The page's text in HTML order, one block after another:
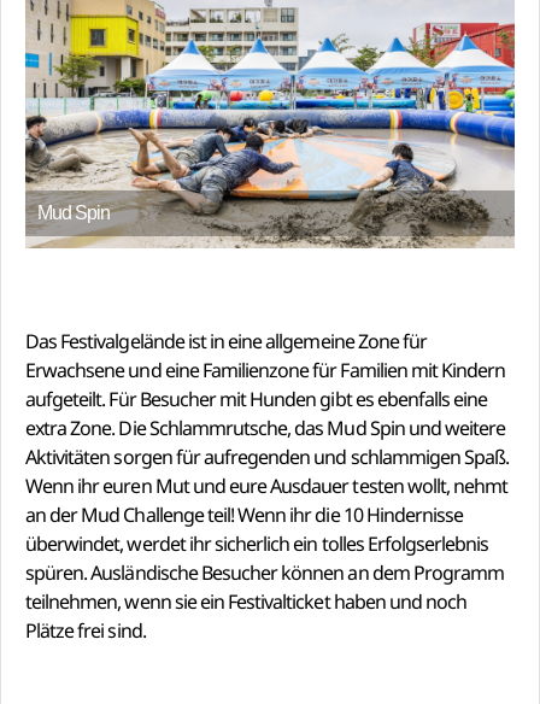
Mud Spin
Das Festivalgelände ist in eine allgemeine Zone für
Erwachsene und eine Familienzone für Familien mit Kindern
aufgeteilt. Für Besucher mit Hunden gibt es ebenfalls eine
extra Zone. Die Schlammrutsche, das Mud Spin und weitere
Aktivitäten sorgen für aufregenden und schlammigen Spaß.
Wenn ihr euren Mut und eure Ausdauer testen wollt, nehmt
an der Mud Challenge teil! Wenn ihr die 10 Hindernisse
überwindet, werdet ihr sicherlich ein tolles Erfolgserlebnis
spüren. Ausländische Besucher können an dem Programm
teilnehmen, wenn sie ein Festivalticket haben und noch
Plätze frei sind.